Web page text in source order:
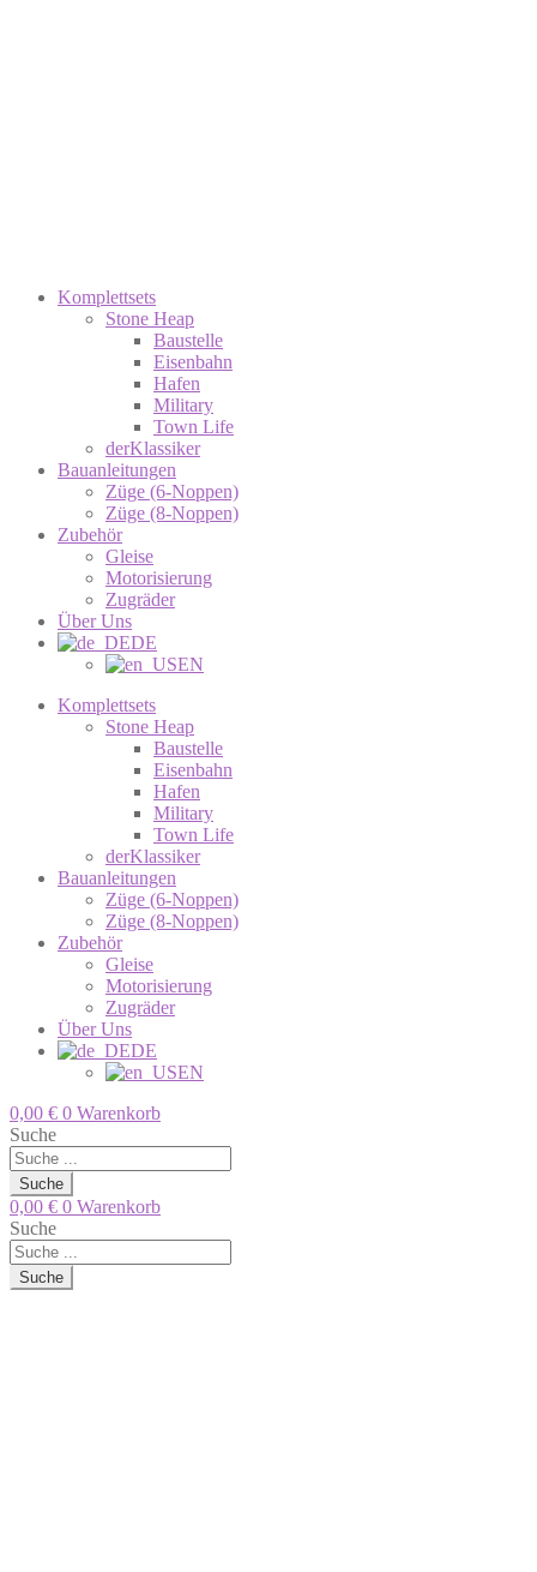
Komplettsets
Stone Heap
Baustelle
Eisenbahn
Hafen
Military
Town Life
derKlassiker
Bauanleitungen
Züge (6-Noppen)
Züge (8-Noppen)
Zubehör
Gleise
Motorisierung
Zugräder
Über Uns
DE
EN
Komplettsets
Stone Heap
Baustelle
Eisenbahn
Hafen
Military
Town Life
derKlassiker
Bauanleitungen
Züge (6-Noppen)
Züge (8-Noppen)
Zubehör
Gleise
Motorisierung
Zugräder
Über Uns
DE
EN
0,00 € 0 Warenkorb
Suche
Suche
0,00 € 0 Warenkorb
Suche
Suche